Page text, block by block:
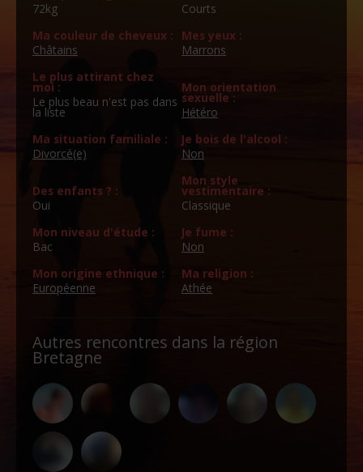
72kg
Courts
Ma couleur de cheveux :
Châtains
Mes yeux :
Marrons
Le plus attirant chez
moi :
Le plus beau n'est pas dans
la liste
Mon orientation
sexuelle :
Hétéro
Ma situation familiale :
Divorcé(e)
Je bois de l'alcool :
Non
Des enfants ? :
Oui
Mon style
vestimentaire :
Classique
Mon niveau d'étude :
Bac
Je fume :
Non
Mon origine ethnique :
Européenne
Ma religion :
Athée
Autres rencontres dans la région
Bretagne